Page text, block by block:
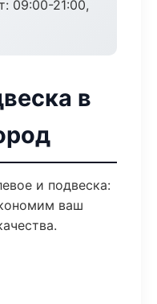
09:00-21:00,
в
и подвеска:
ваш